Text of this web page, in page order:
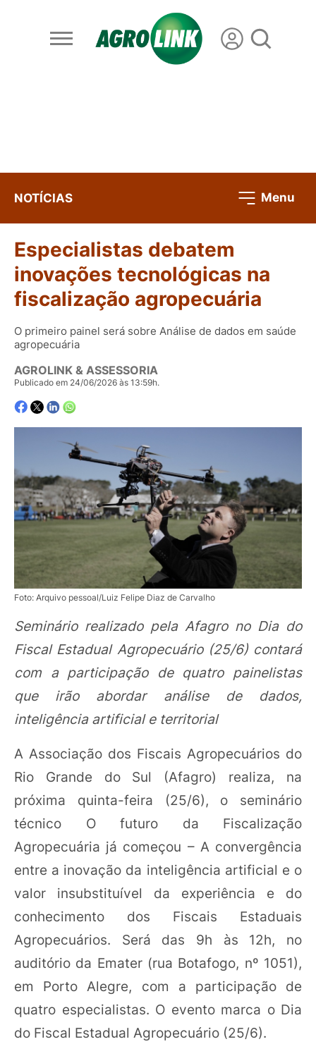
NOTÍCIAS Menu
Especialistas debatem
inovações tecnológicas na
fiscalização agropecuária
O primeiro painel será sobre Análise de dados em saúde
agropecuária
AGROLINK & ASSESSORIA
Publicado em 24/06/2026 às 13:59h.
Foto: Arquivo pessoal/Luiz Felipe Diaz de Carvalho
Seminário realizado pela Afagro no Dia do
Fiscal Estadual Agropecuário (25/6) contará
com a participação de quatro painelistas
que irão abordar análise de dados,
inteligência artificial e territorial
A Associação dos Fiscais Agropecuários do
Rio Grande do Sul (Afagro) realiza, na
próxima quinta-feira (25/6), o seminário
técnico O futuro da Fiscalização
Agropecuária já começou – A convergência
entre a inovação da inteligência artificial e o
valor insubstituível da experiência e do
conhecimento dos Fiscais Estaduais
Agropecuários. Será das 9h às 12h, no
auditório da Emater (rua Botafogo, nº 1051),
em Porto Alegre, com a participação de
quatro especialistas. O evento marca o Dia
do Fiscal Estadual Agropecuário (25/6).